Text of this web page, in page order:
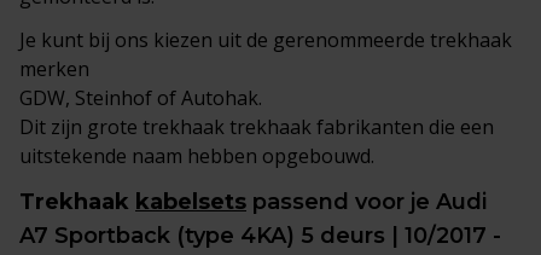
Je kunt bij ons kiezen uit de gerenommeerde trekhaak
merken
GDW, Steinhof of Autohak.
Dit zijn grote trekhaak trekhaak fabrikanten die een
uitstekende naam hebben opgebouwd.
Trekhaak kabelsets passend voor je Audi
A7 Sportback (type 4KA) 5 deurs | 10/2017 -